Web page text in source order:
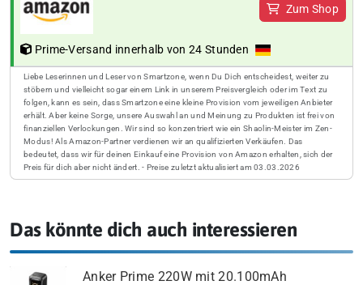
Zum Shop
Prime-Versand innerhalb von 24 Stunden
Liebe Leserinnen und Leser von Smartzone, wenn Du Dich entscheidest, weiter zu
stöbern und vielleicht sogar einem Link in unserem Preisvergleich oder im Text zu
folgen, kann es sein, dass Smartzone eine kleine Provision vom jeweiligen Anbieter
erhält. Aber keine Sorge, unsere Auswahl an und Meinung zu Produkten ist frei von
finanziellen Verlockungen. Wir sind so konzentriert wie ein Shaolin-Meister im Zen-
Modus! Als Amazon-Partner verdienen wir an qualifizierten Verkäufen. Das
bedeutet, dass wir für deinen Einkauf eine Provision von Amazon erhalten, sich der
Preis für dich aber nicht ändert. - Preise zuletzt aktualisiert am 03.03.2026
Das könnte dich auch interessieren
Anker Prime 220W mit 20.100mAh